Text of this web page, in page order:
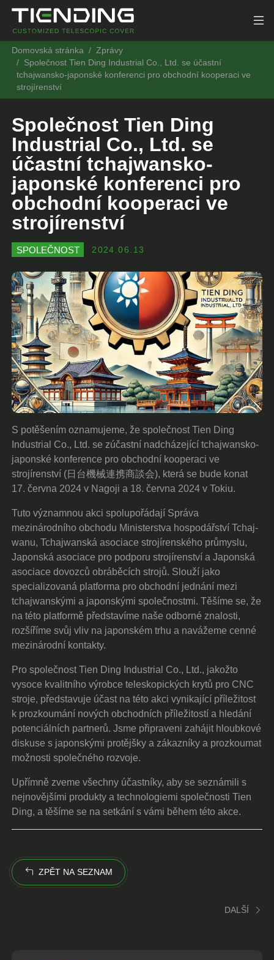
Domovská stránka
Zprávy
Společnost Tien Ding Industrial Co., Ltd. se účastní
tchajwansko-japonské konferenci pro obchodní kooperaci ve
strojírenství
Společnost Tien Ding
Industrial Co., Ltd. se
účastní tchajwansko-
japonské konferenci pro
obchodní kooperaci ve
strojírenství
2024.06.13
SPOLEČNOST
S potěšením oznamujeme, že společnost Tien Ding
Industrial Co., Ltd. se zúčastní nadcházející tchajwansko-
japonské konference pro obchodní kooperaci ve
strojírenství (日台機械連携商談会), která se bude konat
17. června 2024 v Nagoji a 18. června 2024 v Tokiu.
Tuto významnou akci spolupořádají Správa
mezinárodního obchodu Ministerstva hospodářství Tchaj-
wanu, Tchajwanská asociace strojírenského průmyslu,
Japonská asociace pro podporu strojírenství a Japonská
asociace dovozců obráběcích strojů. Slouží jako
specializovaná platforma pro obchodní jednání mezi
tchajwanskými a japonskými společnostmi. Těšíme se, že
na této platformě představíme naše odborné znalosti,
rozšíříme svůj vliv na japonském trhu a navážeme cenné
mezinárodní kontakty.
Pro společnost Tien Ding Industrial Co., Ltd., jakožto
vysoce kvalitního výrobce teleskopických krytů pro CNC
stroje, představuje účast na této akci vynikající příležitost
k prozkoumání nových obchodních příležitostí a hledání
potenciálních partnerů. Jsme připraveni zahájit hloubkové
diskuse s japonskými protějšky a zákazníky a prozkoumat
možnosti společného rozvoje.
Upřímně zveme všechny účastníky, aby se seznámili s
nejnovějšími produkty a technologiemi společnosti Tien
Ding, a těšíme se na setkání s vámi během této akce.
ZPĚT NA SEZNAM
DALŠÍ